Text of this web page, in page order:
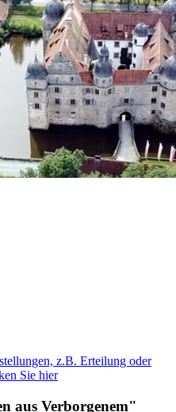
z.B. Erteilung oder
Sie hier
aus Verborgenem"